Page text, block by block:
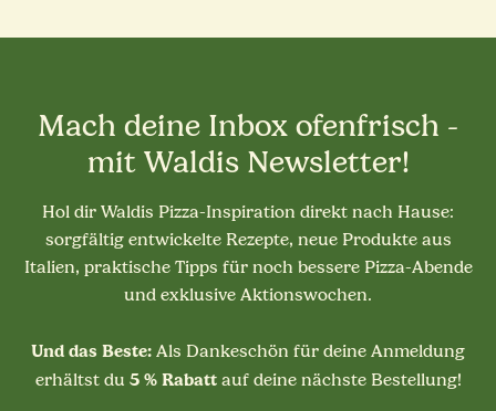
Mach deine Inbox ofenfrisch -
mit Waldis Newsletter!
Hol dir Waldis Pizza-Inspiration direkt nach Hause:
sorgfältig entwickelte Rezepte, neue Produkte aus
Italien, praktische Tipps für noch bessere Pizza-Abende
und exklusive Aktionswochen.
Und das Beste: Als Dankeschön für deine Anmeldung
erhältst du 5 % Rabattauf deine nächste Bestellung!